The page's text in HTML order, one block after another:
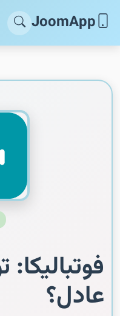
JoomApp
فوتبالیکا:
عادل؟